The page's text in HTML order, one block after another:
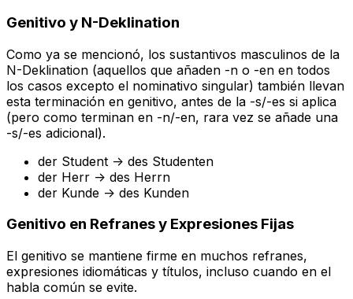
Genitivo y N-Deklination
Como ya se mencionó, los sustantivos masculinos de la
N-Deklination (aquellos que añaden -n o -en en todos
los casos excepto el nominativo singular) también llevan
esta terminación en genitivo, antes de la -s/-es si aplica
(pero como terminan en -n/-en, rara vez se añade una
-s/-es adicional).
der Student -> des Studenten
der Herr -> des Herrn
der Kunde -> des Kunden
Genitivo en Refranes y Expresiones Fijas
El genitivo se mantiene firme en muchos refranes,
expresiones idiomáticas y títulos, incluso cuando en el
habla común se evite.